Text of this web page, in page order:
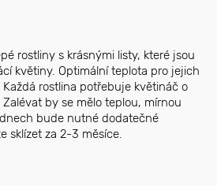
rostliny s krásnými listy, které jsou
květiny. Optimální teplota pro jejich
rostlina potřebuje květináč o
by se mělo teplou, mírnou
bude nutné dodatečné
sklízet za 2-3 měsíce.